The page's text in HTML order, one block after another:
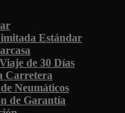
Estándar
de 30 Días
Carretera
Neumáticos
de Garantía